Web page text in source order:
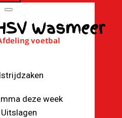
deze week
Uitslagen